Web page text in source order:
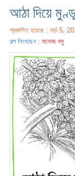
আঠা দিয়ে
প্রকাশিত হয়েছে : মার্চ 5,
গল্প লিখেছেন :মনোজ বসু